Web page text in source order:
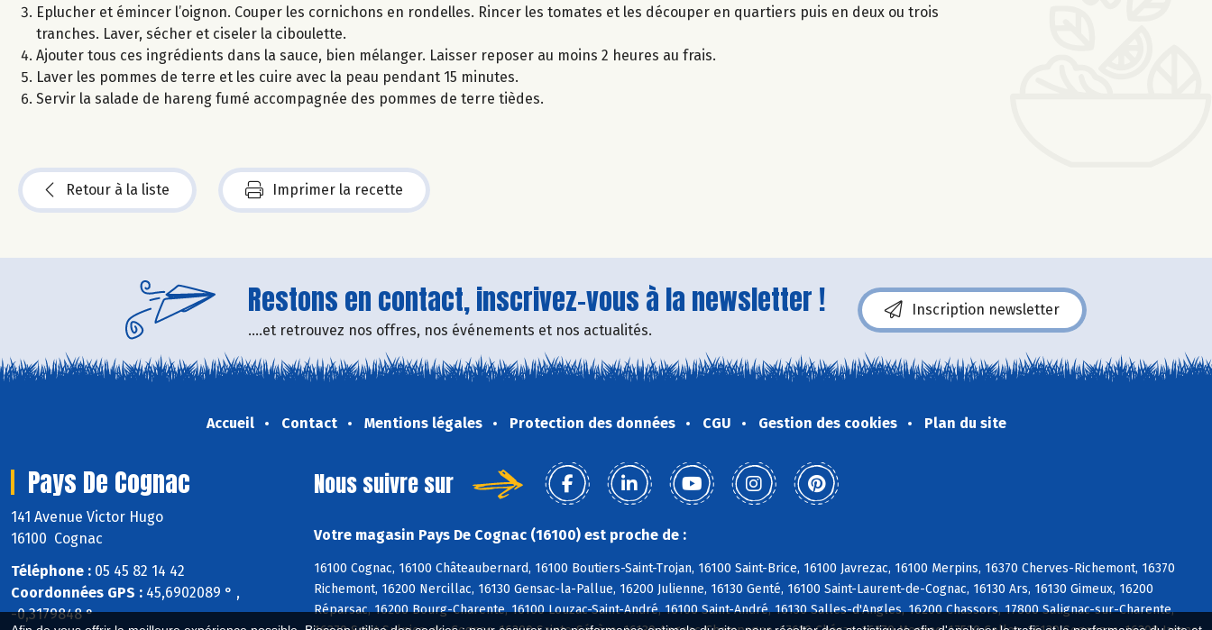
Eplucher et émincer l’oignon. Couper les cornichons en rondelles. Rincer les tomates et les découper en quartiers puis en deux ou trois
tranches. Laver, sécher et ciseler la ciboulette.
Ajouter tous ces ingrédients dans la sauce, bien mélanger. Laisser reposer au moins 2 heures au frais.
Laver les pommes de terre et les cuire avec la peau pendant 15 minutes.
Servir la salade de hareng fumé accompagnée des pommes de terre tièdes.
Retour à la liste Imprimer la recette
Restons en contact, inscrivez-vous à la newsletter !
....et retrouvez nos offres, nos événements et nos actualités.
Inscription newsletter
Accueil Contact Mentions légales Protection des données CGU Gestion des cookies Plan du site
Pays De Cognac
141 Avenue Victor Hugo
16100 Cognac
Téléphone : 05 45 82 14 42
Coordonnées GPS : 45,6902089 ° ,
-0,3179848 °
Nous suivre sur
Votre magasin Pays De Cognac (16100) est proche de :
16100 Cognac, 16100 Châteaubernard, 16100 Boutiers-Saint-Trojan, 16100 Saint-Brice, 16100 Javrezac, 16100 Merpins, 16370 Cherves-Richemont, 16370
Richemont, 16200 Nercillac, 16130 Gensac-la-Pallue, 16200 Julienne, 16130 Genté, 16100 Saint-Laurent-de-Cognac, 16130 Ars, 16130 Gimeux, 16200
Réparsac, 16200 Bourg-Charente, 16100 Louzac-Saint-André, 16100 Saint-André, 16130 Salles-d'Angles, 16200 Chassors, 17800 Salignac-sur-Charente,